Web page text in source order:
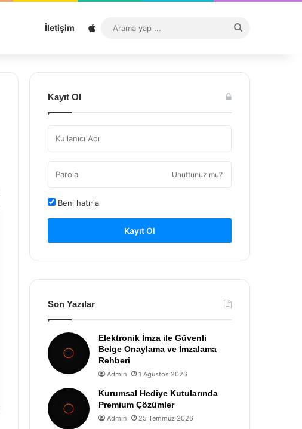
İletişim Sitemap
...
Kayıt Ol
Unuttunuz mu?
Beni hatırla
Kayıt Ol
Son Yazılar
Elektronik İmza ile Güvenli
Belge Onaylama ve İmzalama
Rehberi
Admin 1 Ağustos 2026
Kurumsal Hediye Kutularında
Premium Çözümler
Admin 25 Temmuz 2026